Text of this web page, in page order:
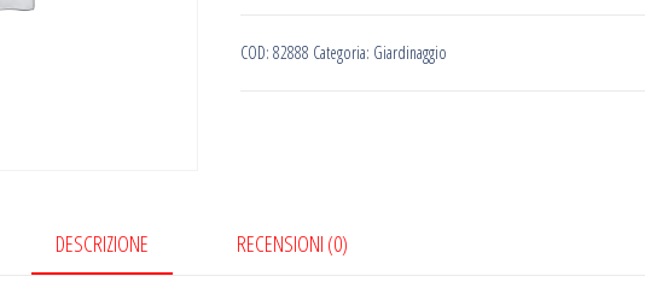
45
quantità
COD:82888 Categoria: Giardinaggio
DESCRIZIONE RECENSIONI (0)